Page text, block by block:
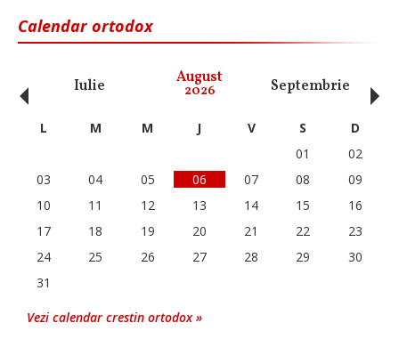
Calendar ortodox
Iulie August
2026 Septembrie
‹ L M M J V S
D
01
02
03
04 05 06 07 08
09
10
11 12 13 14 15
16
17
18 19 20 21 22
23
24
25 26 27 28 29
30
31
Vezi calendar crestin ortodox »